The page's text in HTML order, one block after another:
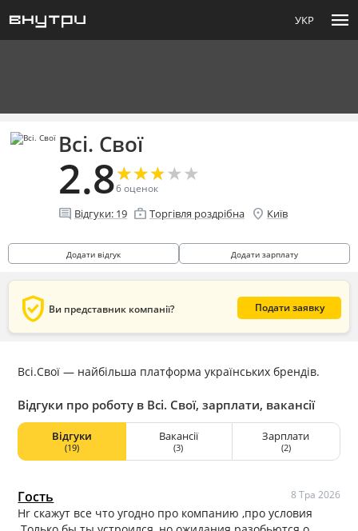
УКР menu
Всі. Свої
2.8★
★★
★★
★★
★★
★
6оценок
comment Відгуки: 19 enterprise Торгівля роздрібна location_on Київ
Додати відгук Додати зарплату
verified_user Ви представник компанії? Подати заявку
Всі.Свої — найбільша платформа українських брендів.
Відгуки про роботу в Всі. Свої, зарплати, вакансії
Відгуки
(19)
Вакансії
(3)
Зарплати
(2)
Гость 8 Тра 2026
Hr скажут все что угодно про компанию ,про условия